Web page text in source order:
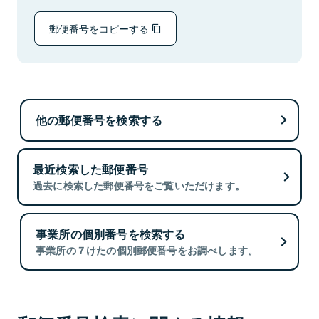
郵便番号をコピーする
他の郵便番号を検索する
最近検索した郵便番号
過去に検索した郵便番号をご覧いただけます。
事業所の個別番号を検索する
事業所の７けたの個別郵便番号をお調べします。